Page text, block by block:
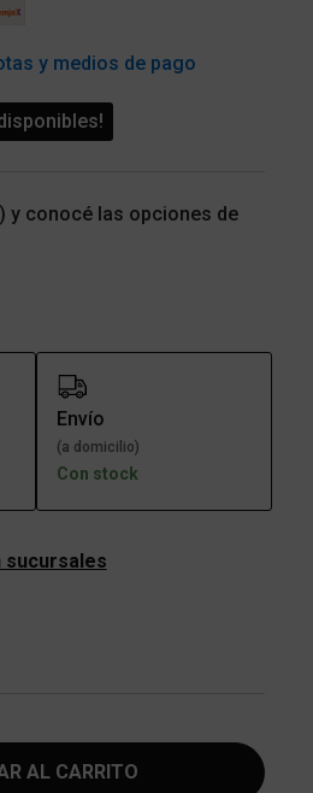
y medios de pago
y conocé las opciones de
Envío
(a domicilio)
Con stock
sucursales
AL CARRITO